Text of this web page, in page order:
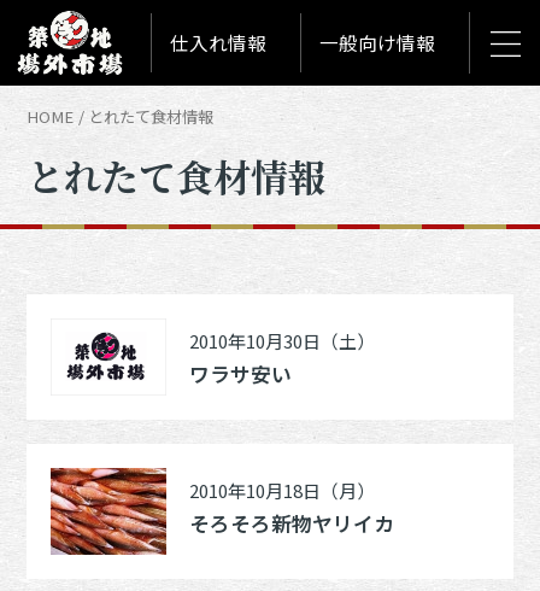
仕入れ情報 一般向け情報
HOME とれたて食材情報
とれたて食材情報
2010年10月30日（土）
ワラサ安い
2010年10月18日（月）
そろそろ新物ヤリイカ